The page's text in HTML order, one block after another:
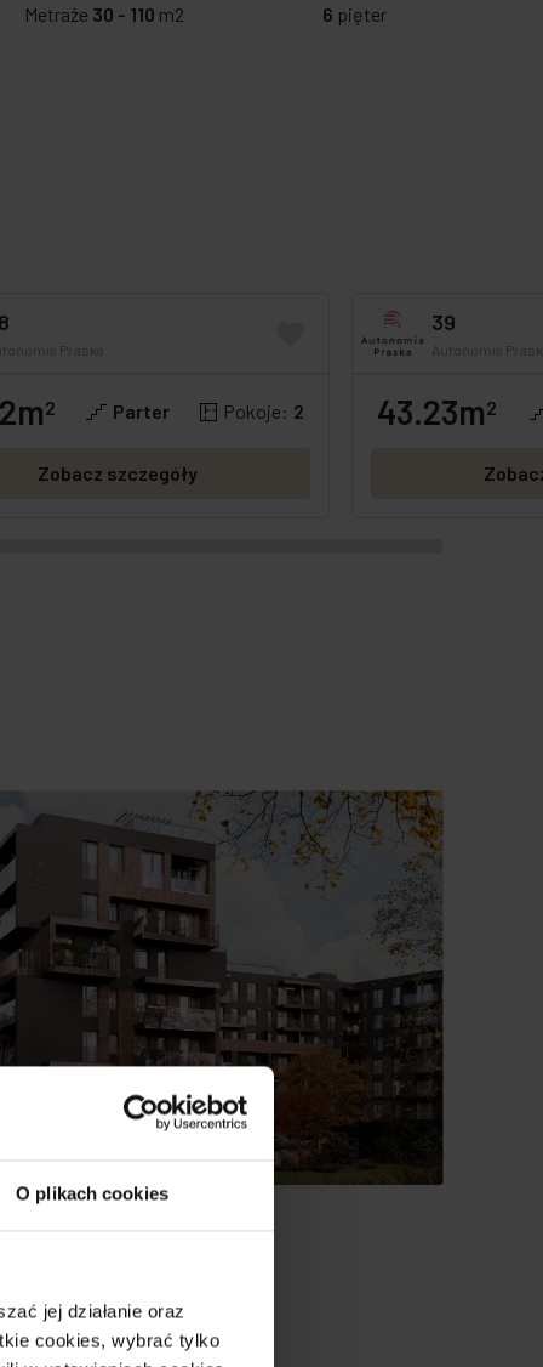
O plikach cookies
jej działanie oraz
cookies, wybrać tylko
Metraże 30 - 110 m2 6 pięter
Praska
OFERTA SPECJALNA
2 Parter Pokoje: 2
Zobacz szczegóły
39
Autonomia
GOTOWE OFERTA
43.23m2